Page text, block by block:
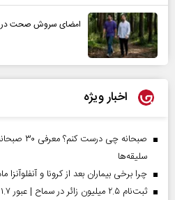
امضای سروش صحت در
اخبار ویژه
صبحانه
سلیقه‌ها
چرا برخی بیماران بعد از کرونا و آنفلوآنزا
ثبت‌نام ۲.۵ میلیون زائر در سماح | عبور ۱.۷ میلیون نفر از مرز‌های اربعین